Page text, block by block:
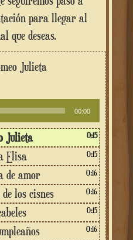
para llegar al
que deseas.
Julieta
de
audio
00:00
Julieta 0:15
Elisa 0:15
de amor 0:16
los cisnes 0:16
0:15
0:16